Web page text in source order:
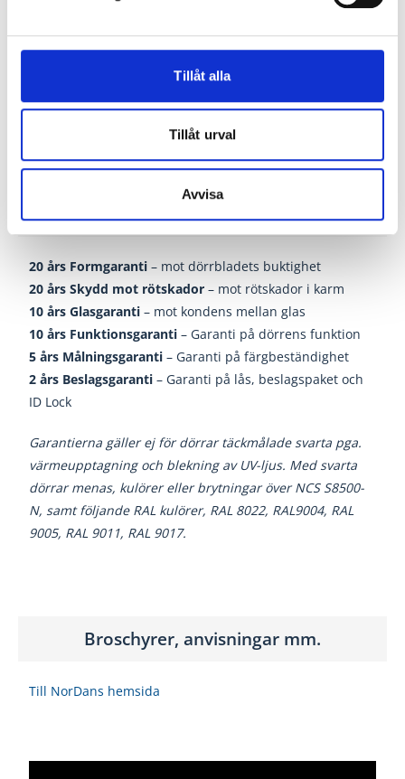
Tillåt alla
Tillåt urval
Avvisa
och skall fyllas ut med drevning efter att
enheten är monterad.
Garantier Bordörren
20 års Formgaranti – mot dörrbladets buktighet
20 års Skydd mot rötskador – mot rötskador i karm
10 års Glasgaranti – mot kondens mellan glas
10 års Funktionsgaranti – Garanti på dörrens funktion
5 års Målningsgaranti – Garanti på färgbeständighet
2 års Beslagsgaranti – Garanti på lås, beslagspaket och
ID Lock
Garantierna gäller ej för dörrar täckmålade svarta pga.
värmeupptagning och blekning av UV-ljus. Med svarta
dörrar menas, kulörer eller brytningar över NCS S8500-
N, samt följande RAL kulörer, RAL 8022, RAL9004, RAL
9005, RAL 9011, RAL 9017.
Broschyrer, anvisningar mm.
Till NorDans hemsida